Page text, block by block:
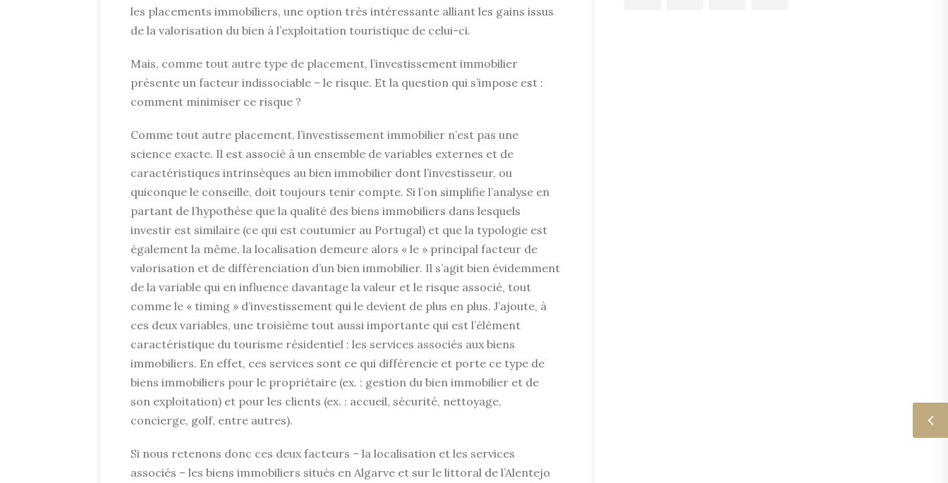
les placements immobiliers, une option très intéressante alliant les gains issus
de la valorisation du bien à l’exploitation touristique de celui-ci.
Mais, comme tout autre type de placement, l’investissement immobilier
présente un facteur indissociable – le risque. Et la question qui s’impose est :
comment minimiser ce risque ?
Comme tout autre placement, l’investissement immobilier n’est pas une
science exacte. Il est associé à un ensemble de variables externes et de
caractéristiques intrinsèques au bien immobilier dont l’investisseur, ou
quiconque le conseille, doit toujours tenir compte. Si l’on simplifie l’analyse en
partant de l’hypothèse que la qualité des biens immobiliers dans lesquels
investir est similaire (ce qui est coutumier au Portugal) et que la typologie est
également la même, la localisation demeure alors « le » principal facteur de
valorisation et de différenciation d’un bien immobilier. Il s’agit bien évidemment
de la variable qui en influence davantage la valeur et le risque associé, tout
comme le « timing » d’investissement qui le devient de plus en plus. J’ajoute, à
ces deux variables, une troisième tout aussi importante qui est l’élément
caractéristique du tourisme résidentiel : les services associés aux biens
immobiliers. En effet, ces services sont ce qui différencie et porte ce type de
biens immobiliers pour le propriétaire (ex. : gestion du bien immobilier et de
son exploitation) et pour les clients (ex. : accueil, sécurité, nettoyage,
concierge, golf, entre autres).
Si nous retenons donc ces deux facteurs – la localisation et les services
associés – les biens immobiliers situés en Algarve et sur le littoral de l’Alentejo